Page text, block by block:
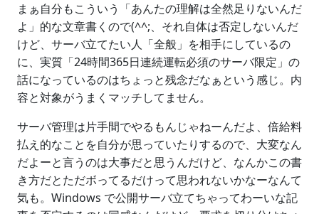
まぁ自分もこういう「あんたの理解は全然足りないんだ
よ」的な文章書くので(^^;、それ自体は否定しないんだ
けど、サーバ立てたい人「全般」を相手にしているの
に、実質「24時間365日連続運転必須のサーバ限定」の
話になっているのはちょっと残念だなぁという感じ。内
容と対象がうまくマッチしてません。
サーバ管理は片手間でやるもんじゃねーんだよ、倍給料
払え的なことを自分が思っていたりするので、大変なん
だよーと言うのは大事だと思うんだけど、なんかこの書
き方だとただボってるだけって思われないかなーなんて
気も。Windows で公開サーバ立てちゃってわーいな記